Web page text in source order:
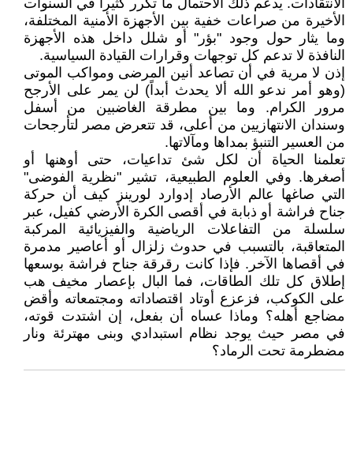
الانتقادات. يدعم ذلك الاحتمال ما تكرر كثيراً في السنوات
الأخيرة من صراعات خفية بين الأجهزة الأمنية المختلفة،
وما يثار حول وجود "بؤر" أو شلل داخل هذه الأجهزة
النافذة لا تدعم كل توجهات وقرارات القيادة السياسية.
إذن لا مرية في أن تصاعد أنين المرضى ومواكب الموتى
(وهو أمر ندعو الله ألا يحدث أبداً) لن يمر على الأرجح
مرور الكرام. وما بين مطرقة الغاضبين من أسفل
وسندان الانتهازيين من أعلى، قد تتعرض مصر لتأرجحات
من العسير التنبؤ بمداها ومآلاتها.
تعلمنا الحياة أن لكل شئ تداعيات، حتى أوهنها أو
أصغرها. وفي العلوم الطبيعية، تشير "نظرية الفوضى"
التي صاغها عالم الأرصاد إدوارد لورينز كيف أن حركة
جناح فراشة أو ذبابة في أقصى الكرة الأرضي كفيل، عبر
سلسلة من التفاعلات الرياضية والفيزيائية المركبة
المتعاقبة، بالتسبب في حدوث زلزال أو أعاصير مدمرة
في أقصاها الآخر. فإذا كانت رقرقة جناح فراشة بوسعها
إطلاق كل تلك الطاقات، فما البال بإعصار مخيف هب
على الكوكب، فزعزع أوتاد اقتصاداته ومجتمعاته وأقض
مضاجع أهله؟ وماذا عساه أن بفعل، إن اشتدت قوته،
في مصر حيث يوجد نظام استبدادي وبنى مهترئة ونار
مضطرمة تحت الرماد؟